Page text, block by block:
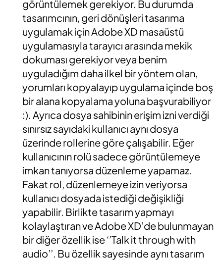
görüntülemek gerekiyor. Bu durumda
tasarımcının, geri dönüşleri tasarıma
uygulamak için Adobe XD masaüstü
uygulamasıyla tarayıcı arasında mekik
dokuması gerekiyor veya benim
uyguladığım daha ilkel bir yöntem olan,
yorumları kopyalayıp uygulama içinde boş
bir alana kopyalama yoluna başvurabiliyor
:). Ayrıca dosya sahibinin erişim izni verdiği
sınırsız sayıdaki kullanıcı aynı dosya
üzerinde rollerine göre çalışabilir. Eğer
kullanıcının rolü sadece görüntülemeye
imkan tanıyorsa düzenleme yapamaz.
Fakat rol, düzenlemeye izin veriyorsa
kullanıcı dosyada istediği değişikliği
yapabilir. Birlikte tasarım yapmayı
kolaylaştıran ve Adobe XD’de bulunmayan
bir diğer özellik ise ‘’Talk it through with
audio’’. Bu özellik sayesinde aynı tasarım